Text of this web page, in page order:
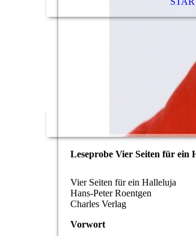
Leseprobe Vier Seiten für ein
Vier Seiten für ein Halleluja
Hans-Peter Roentgen
Charles Verlag
Vorwort